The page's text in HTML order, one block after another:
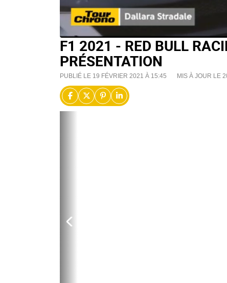
F1 2021 - RED BULL
PRÉSENTATION
PUBLIÉ LE 19 FÉVRIER 2021 À 15:45 MIS À JOUR LE